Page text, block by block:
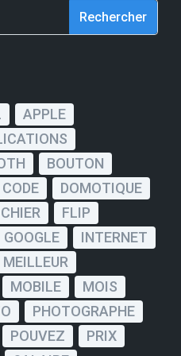
APPLE
BOUTON
CODE
DOMOTIQUE
FLIP
GOOGLE
INTERNET
MEILLEUR
MOBILE
MOIS
PHOTOGRAPHE
POUVEZ
PRIX